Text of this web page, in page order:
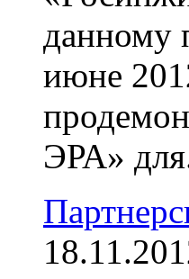
данному
июне
ЭРА»